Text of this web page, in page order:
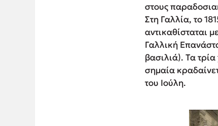
στους
Στη Γαλλία, το
αντικαθίσταται
Γαλλική
βασιλιά). Τα
σημαία
του Ιούλη.